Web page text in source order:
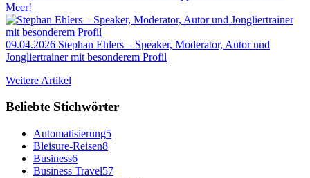
Meer!
09.04.2026 Stephan Ehlers – Speaker, Moderator, Autor und
Jongliertrainer mit besonderem Profil
Weitere Artikel
Beliebte Stichwörter
Automatisierung5
Bleisure-Reisen8
Business6
Business Travel57